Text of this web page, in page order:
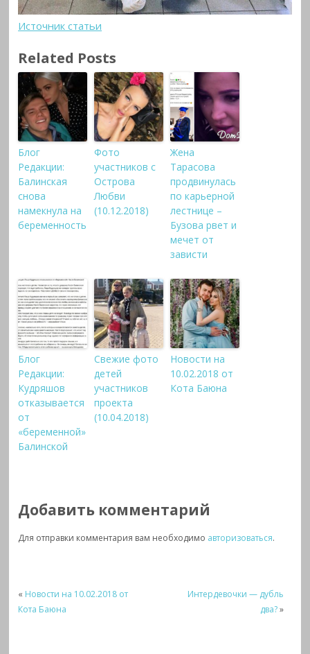
Источник статьи
Related Posts
Блог
Редакции:
Балинская
снова
намекнула на
беременность
Фото
участников с
Острова
Любви
(10.12.2018)
Жена
Тарасова
продвинулась
по карьерной
лестнице –
Бузова рвет и
мечет от
зависти
Блог
Редакции:
Кудряшов
отказывается
от
«беременной»
Балинской
Свежие фото
детей
участников
проекта
(10.04.2018)
Новости на
10.02.2018 от
Кота Баюна
Добавить комментарий
Для отправки комментария вам необходимо авторизоваться.
« Новости на 10.02.2018 от
Кота Баюна
Интердевочки — дубль
два?»